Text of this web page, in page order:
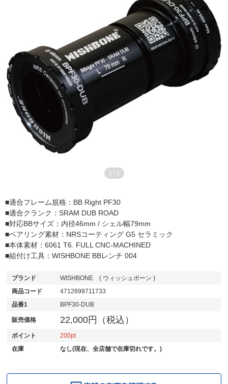
1 / 1
■適合フレーム規格：BB Right PF30
■適合クランク：SRAM DUB ROAD
■対応BBサイズ：内径46mm / シェル幅79mm
■ベアリング素材：NRSコーティング G5 セラミック
■本体素材：6061 T6. FULL CNC-MACHINED
■組付け工具：WISHBONE BBレンチ 004
ブランド
WISHBONE ( ウィッシュボーン )
商品コード
4712899711733
品番1
BPF30-DUB
販売価格 22,000円（税込）
ポイント
200
在庫
なし(現在、全店舗で在庫切れです。)